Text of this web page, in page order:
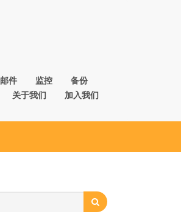
邮件 监控
备份
关于我们 加入我们